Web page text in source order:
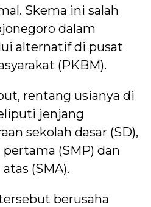
Skema ini salah
dalam
alternatif di pusat
(PKBM).
rentang usianya di
jenjang
sekolah dasar (SD),
(SMP) dan
(SMA).
berusaha